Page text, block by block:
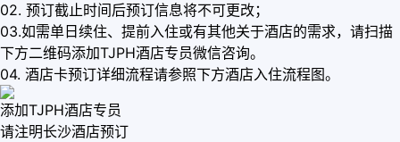
02. 预订截止时间后预订信息将不可更改；
03.如需单日续住、提前入住或有其他关于酒店的需求，请扫描
下方二维码添加TJPH酒店专员微信咨询。
04. 酒店卡预订详细流程请参照下方酒店入住流程图。
添加TJPH酒店专员
请注明长沙酒店预订